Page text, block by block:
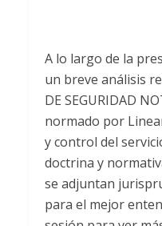
A lo largo de la
un breve análisis
DE SEGURIDAD
normado por
y control del
doctrina y
se adjuntan
para el mejor